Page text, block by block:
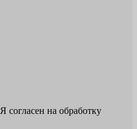
Я согласен на обработку